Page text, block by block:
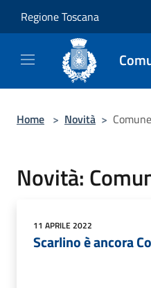
Regione Toscana
Home > Novità > Comune
Novità:
11 APRILE 2022
Scarlino è ancora